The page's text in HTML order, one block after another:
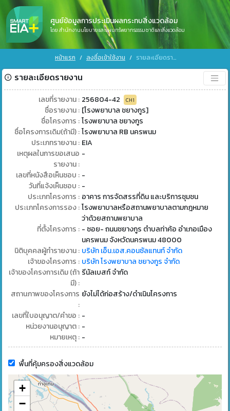
ศูนย์ข้อมูลการประเมินผลกระทบสิ่งแวดล้อม
โดย สำนักงานนโยบายและแผนทรัพยากรธรรมชาติและสิ่งแวดล้อม
หน้าแรก ลงชื่อเข้าใช้งาน รายละเอียดรายงาน
รายละเอียดรายงาน
เลขที่รายงาน : 256804-42 CH1
ชื่อรายงาน : [โรงพยาบาล ชยางกูร]
ชื่อโครงการ : โรงพยาบาล ชยางกูร
ชื่อโครงการเดิม(ถ้ามี) : โรงพยาบาล RB นครพนม
ประเภทรายงาน : EIA
เหตุผลในการขอเสนอ
รายงาน :
-
เลขที่หนังสือเห็นชอบ : -
วันที่แจ้งเห็นชอบ : -
ประเภทโครงการ : อาคาร การจัดสรรที่ดิน และบริการชุมชน
ประเภทโครงการรอง : โรงพยาบาลหรือสถานพยาบาลตามกฎหมาย
ว่าด้วยสถานพยาบาล
ที่ตั้งโครงการ : - ซอย- ถนนชยางกูร ตำบลท่าค้อ อำเภอเมือง
นครพนม จังหวัดนครพนม 48000
นิติบุคคลผู้ทำรายงาน : บริษัท เอ็น.เอส.คอนซัลแทนท์ จำกัด
เจ้าของโครงการ : บริษัท โรงพยาบาล ชยางกูร จำกัด
เจ้าของโครงการเดิม (ถ้า
มี) :
รีนัลเบสท์ จำกัด
สถานภาพของโครงการ
:
ยังไม่ได้ก่อสร้าง/ดำเนินโครงการ
เลขที่ใบอนุญาต/คำขอ : -
หน่วยงานอนุญาต : -
หมายเหตุ : -
พื้นที่คุ้มครองสิ่งแวดล้อม
+
−